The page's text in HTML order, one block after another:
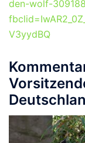
den-wolf-
V3yydBQ